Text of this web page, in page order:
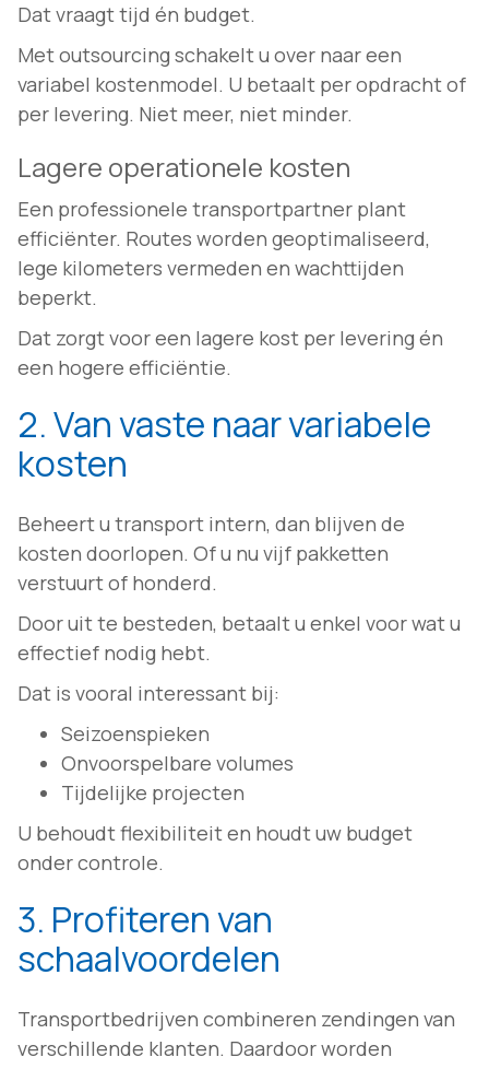
Dat vraagt tijd én budget.
Met outsourcing schakelt u over naar een
variabel kostenmodel. U betaalt per opdracht of
per levering. Niet meer, niet minder.
Lagere operationele kosten
Een professionele transportpartner plant
efficiënter. Routes worden geoptimaliseerd,
lege kilometers vermeden en wachttijden
beperkt.
Dat zorgt voor een lagere kost per levering én
een hogere efficiëntie.
2. Van vaste naar variabele
kosten
Beheert u transport intern, dan blijven de
kosten doorlopen. Of u nu vijf pakketten
verstuurt of honderd.
Door uit te besteden, betaalt u enkel voor wat u
effectief nodig hebt.
Dat is vooral interessant bij:
Seizoenspieken
Onvoorspelbare volumes
Tijdelijke projecten
U behoudt flexibiliteit en houdt uw budget
onder controle.
3. Profiteren van
schaalvoordelen
Transportbedrijven combineren zendingen van
verschillende klanten. Daardoor worden